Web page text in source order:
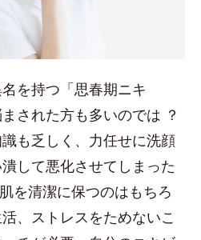
を持つ「思春期ニキ
された方も多いのでは ？
も乏しく、力任せに洗顔
して悪化させてしまった
を清潔に保つのはもちろ
、ストレスをためないこ